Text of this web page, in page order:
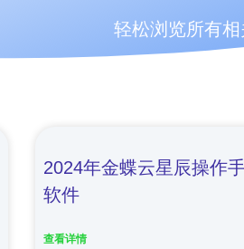
轻松浏览所有相
2024年金蝶云星辰操作
软件
查看详情